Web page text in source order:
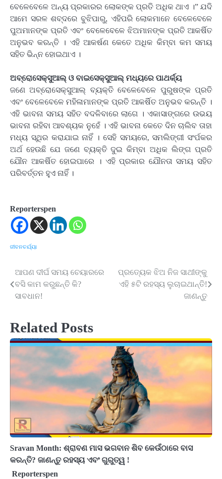
ବେଳେବେଳେ ଅନ୍ୟ ପ୍ରକାରର ଲୋକଙ୍କ ପ୍ରତି ଅଧିକ ଥାଏ ।” ଯଦି
ଆମେ ସରଳ ଶବ୍ଦରେ ବୁଝିପାରୁ, ଏହିପରି ଲୋକମାନେ ବେଳେବେଳେ
ପୁଅମାନଙ୍କ ପ୍ରତି ଏବଂ ବେଳେବେଳେ ଝିଅମାନଙ୍କ ପ୍ରତି ଆକର୍ଷିତ
ଅନୁଭବ କରନ୍ତି । ଏହି ଆକର୍ଷଣ କେତେ ଅଧିକ କିମ୍ବା କମ ସମୟ
ସହିତ ଭିନ୍ନ ହୋଇଥାଏ ।
ଅବ୍ରୋସେକ୍ସୁଆଲ୍ ଓ ବାଇସେକ୍ସୁଆଲ୍ ମଧ୍ୟରେ ପାଥର୍କ୍ୟ
ଜଣେ ଅବ୍ରୋସେକ୍ସୁଆଲ୍ ବ୍ୟକ୍ତି ବେଳେବେଳେ ପୁରୁଷଙ୍କ ପ୍ରତି
ଏବଂ ବେଳେବେଳେ ମହିଳାମାନଙ୍କ ପ୍ରତି ଆକର୍ଷିତ ଅନୁଭବ କରନ୍ତି ।
ଏହି ଭାବନା ସମୟ ସହିତ ବଦଳିବାରେ ଲାଗେ । ଏକାସାଙ୍ଗରେ ଉଭୟ
ଭାବନା ରହିବା ଆବଶ୍ୟକ ନୁହେଁ । ଏହି ଭାବନା କେତେ ଦିନ ଚାଲିବ ତାହା
ମଧ୍ୟ ସ୍ଥିର କରାଯାଇ ନାହିଁ । ସେହି ସମୟରେ, ସମଲିଙ୍ଗୀ ସଂର୍ପକର
ଅର୍ଥ ହେଉଛି ଯେ ଜଣେ ବ୍ୟକ୍ତି ଦୁଇ କିମ୍ବା ଅଧିକ ଲିଙ୍ଗ ପ୍ରତି
ଯୌନ ଆକର୍ଷିତ ହୋଇପାରେ । ଏହି ପ୍ରକାର ଯୌନତା ସମୟ ସହିତ
ପରିବର୍ତ୍ତନ ହୁଏ ନାହିଁ ।
Reporterspen
ଜୀବନଚର୍ଯ୍ୟା
Post
navigation
ଆପଣ ଦୀର୍ଘ ସମୟ ଚେୟାରରେ
ବସି କାମ କରୁଛନ୍ତି କି?
ସାବଧାନ!
ପ୍ରତ୍ୟେକ ଝିଅ ନିଜ ସାଥୀଙ୍କୁ
ଏହି ୫ଟି ରହସ୍ୟ ଲୁଚାଇଥାନ୍ତି!
ଜାଣନ୍ତୁ
Related Posts
Sravan Month: ଶ୍ରାବଣ ମାସ ଭଗବାନ ଶିବ କେଉଁଠାରେ ବାସ
କରନ୍ତି? ଜାଣନ୍ତୁ ରହସ୍ୟ ଏବଂ ଗୁରୁତ୍ୱ !
Reporterspen